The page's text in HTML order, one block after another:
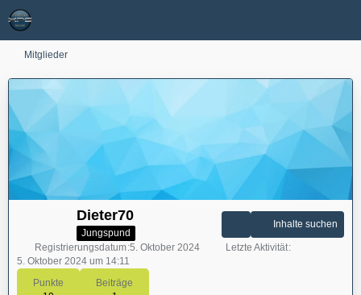
Mitglieder
Dieter70
Jungspund
Punkte
Beiträge
Inhalte suchen
Registrierungsdatum 5. Oktober 2024
Letzte Aktivität
5. Oktober 2024 um 14:11